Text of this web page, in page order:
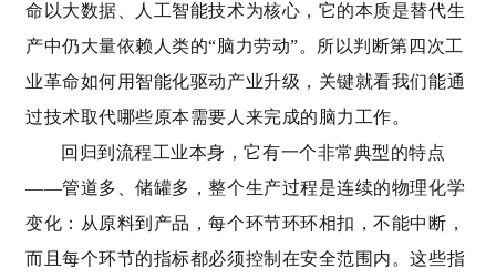
命以大数据、人工智能技术为核心，它的本质是替代生
产中仍大量依赖人类的“脑力劳动”。所以判断第四次工
业革命如何用智能化驱动产业升级，关键就看我们能通
过技术取代哪些原本需要人来完成的脑力工作。
回归到流程工业本身，它有一个非常典型的特点
——管道多、储罐多，整个生产过程是连续的物理化学
变化：从原料到产品，每个环节环环相扣，不能中断，
而且每个环节的指标都必须控制在安全范围内。这些指